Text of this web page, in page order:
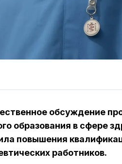
обсуждение
образования в сфере
повышения
работников.